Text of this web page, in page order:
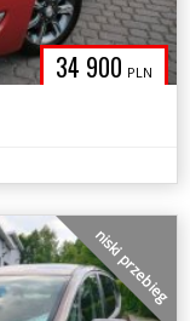
34 900 PLN
niski przebieg